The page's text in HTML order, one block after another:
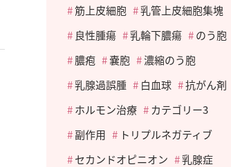
筋上皮細胞
乳管上皮細胞集塊
良性腫瘍
乳輪下膿瘍
のう胞
膿疱
嚢胞
濃縮のう胞
乳腺過誤腫
白血球
抗がん剤
ホルモン治療
カテゴリー3
副作用
トリプルネガティブ
セカンドオピニオン
乳腺症